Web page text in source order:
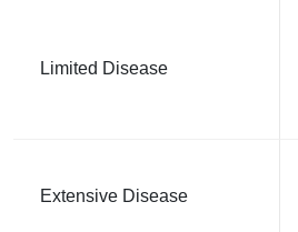
Limited Disease
Extensive Disease